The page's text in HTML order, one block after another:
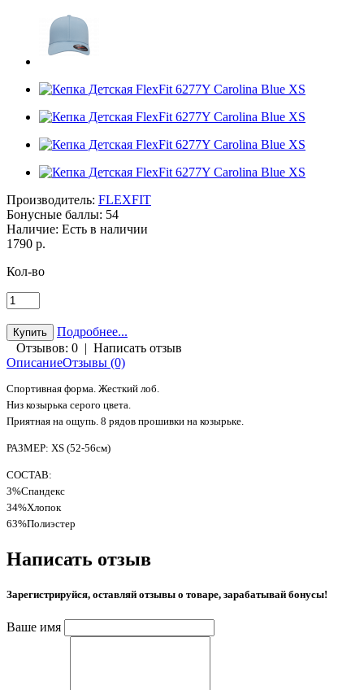
Производитель: FLEXFIT
Бонусные баллы: 54
Наличие: Есть в наличии
1790 р.
Кол-во
Подробнее...
Отзывов: 0 | Написать отзыв
ОписаниеОтзывы (0)
Спортивная форма. Жесткий лоб.
Низ козырька серого цвета.
Приятная на ощупь. 8 рядов прошивки на козырьке.
РАЗМЕР: XS (52-56см)
СОСТАВ:
3%Спандекс
34%Хлопок
63%Полиэстер
Написать отзыв
Зарегистрируйся, оставляй отзывы о товаре, зарабатывай бонусы!
Ваше имя